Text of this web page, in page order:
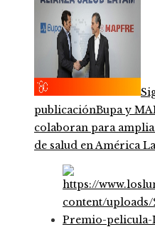
publicaciónBupa y
colaboran para
de salud en América